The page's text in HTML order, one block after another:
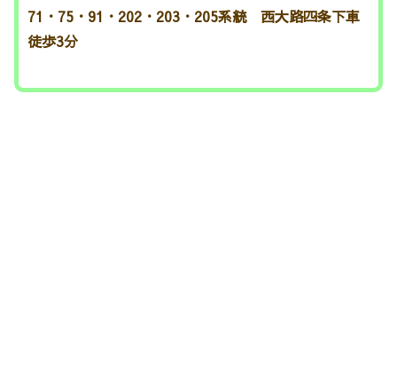
71・75・91・202・203・205系統 西大路四条下車
徒歩3分